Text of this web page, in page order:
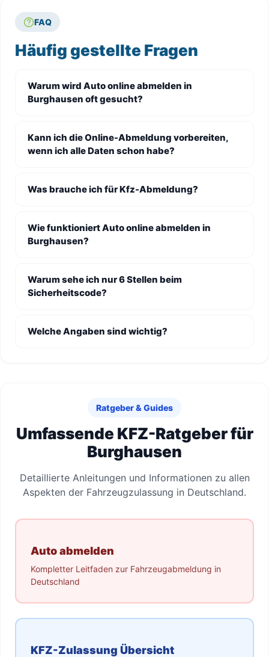
FAQ
Häufig gestellte Fragen
Warum wird Auto online abmelden in
Burghausen oft gesucht?
Kann ich die Online-Abmeldung vorbereiten,
wenn ich alle Daten schon habe?
Was brauche ich für Kfz-Abmeldung?
Wie funktioniert Auto online abmelden in
Burghausen?
Warum sehe ich nur 6 Stellen beim
Sicherheitscode?
Welche Angaben sind wichtig?
Ratgeber & Guides
Umfassende KFZ-Ratgeber für
Burghausen
Detaillierte Anleitungen und Informationen zu allen
Aspekten der Fahrzeugzulassung in Deutschland.
Auto abmelden
Kompletter Leitfaden zur Fahrzeugabmeldung in
Deutschland
KFZ-Zulassung Übersicht